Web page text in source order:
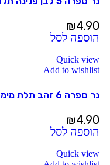
₪4.90
הוספה לסל
Quick view
Add to wishlist
נר ספרה 6 זהב תלת מימד גדול
₪4.90
הוספה לסל
Quick view